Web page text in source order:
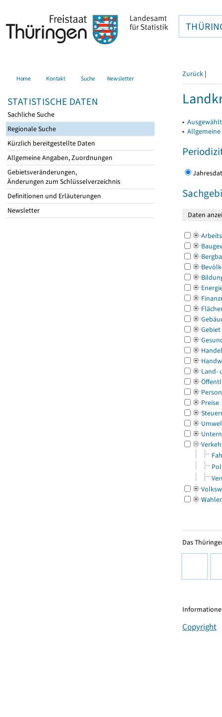
Home Kontakt Suche Newsletter
STATISTISCHE DATEN
Sachliche Suche
Regionale Suche
Kürzlich bereitgestellte Daten
Allgemeine Angaben, Zuordnungen
Gebietsveränderungen,
Änderungen zum Schlüsselverzeichnis
Definitionen und Erläuterungen
Newsletter
Zurück |
▸
▸
Gebiet
Land-
Preise
Das
Copyright